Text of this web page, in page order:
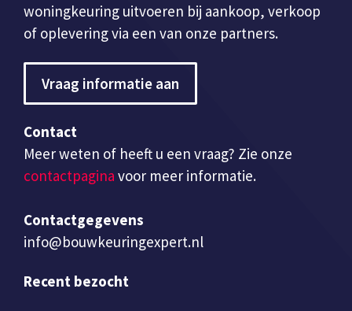
woningkeuring uitvoeren bij aankoop, verkoop
of oplevering via een van onze partners.
Vraag informatie aan
Contact
Meer weten of heeft u een vraag? Zie onze
contactpagina voor meer informatie.
Contactgegevens
info@bouwkeuringexpert.nl
Recent bezocht